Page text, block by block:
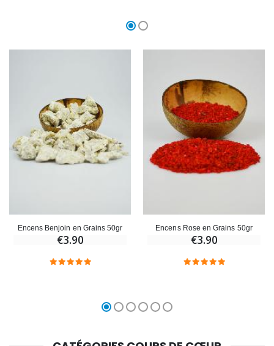
Encens Benjoin en Grains 50gr
€3.90
Encens Rose en Grains 50gr
€3.90